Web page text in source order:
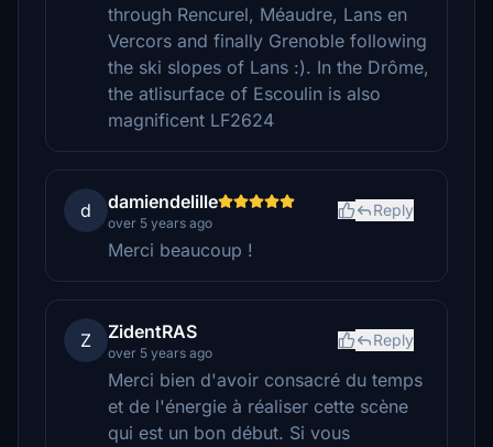
through Rencurel, Méaudre, Lans en
Vercors and finally Grenoble following
the ski slopes of Lans :). In the Drôme,
the atlisurface of Escoulin is also
magnificent LF2624
d damiendelille
over 5 years ago
Reply
Merci beaucoup !
Z ZidentRAS
over 5 years ago
Reply
Merci bien d'avoir consacré du temps
et de l'énergie à réaliser cette scène
qui est un bon début. Si vous